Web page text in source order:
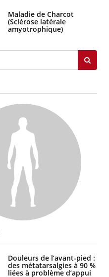
Maladie de Charcot
(Sclérose latérale
amyotrophique)
Douleurs de l’avant-pied :
des métatarsalgies à 90 %
liées à problème d’appui